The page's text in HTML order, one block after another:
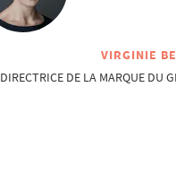
VIRGINIE
DIRECTRICE DE LA MARQUE DU